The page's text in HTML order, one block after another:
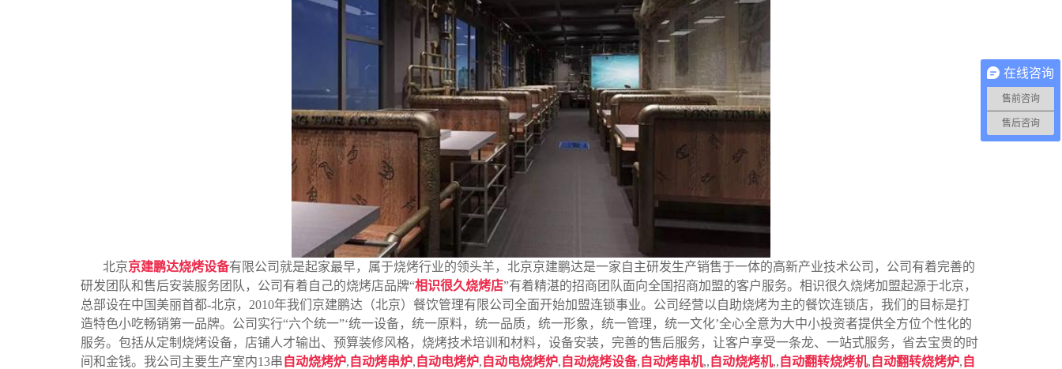
北京京建鹏达烧烤设备有限公司就是起家最早，属于烧烤行业的领头羊，北京京建鹏达是一家自主研发生产销售于一体的高新产业技术公司，公司有着完善的
研发团队和售后安装服务团队，公司有着自己的烧烤店品牌“相识很久烧烤店”有着精湛的招商团队面向全国招商加盟的客户服务。相识很久烧烤加盟起源于北京，
总部设在中国美丽首都-北京，2010年我们京建鹏达（北京）餐饮管理有限公司全面开始加盟连锁事业。公司经营以自助烧烤为主的餐饮连锁店，我们的目标是打
造特色小吃畅销第一品牌。公司实行“六个统一”‘统一设备，统一原料，统一品质，统一形象，统一管理，统一文化’全心全意为大中小投资者提供全方位个性化的
服务。包括从定制烧烤设备，店铺人才输出、预算装修风格，烧烤技术培训和材料，设备安装，完善的售后服务，让客户享受一条龙、一站式服务，省去宝贵的时
间和金钱。我公司主要生产室内13串 自动烧烤炉, 自动烤串炉, 自动电烤炉, 自动电烧烤炉, 自动烧烤设备, 自动烤串机,, 自动烧烤机,, 自动翻转烧烤机, 自动翻转烧烤炉, 自
在线咨询
售前咨询
售后咨询